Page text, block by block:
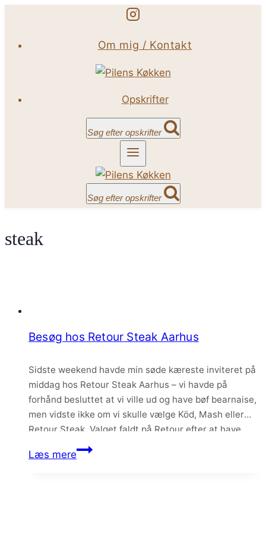
indhold
Om mig / Kontakt
Opskrifter
Søg efter opskrifter
Søg efter opskrifter
steak
Besøg hos Retour Steak Aarhus
Sidste weekend havde min søde kæreste inviteret på
middag hos Retour Steak Aarhus – vi havde på
forhånd besluttet at vi ville ud og have bøf bearnaise,
men vidste ikke om vi skulle vælge Köd, Mash eller
Retour Steak. Valget faldt på Retour efter at have
tjekket menuen flere gange, og da de også praler…
Læs mereBesøg